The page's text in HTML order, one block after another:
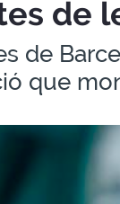
de
de
que